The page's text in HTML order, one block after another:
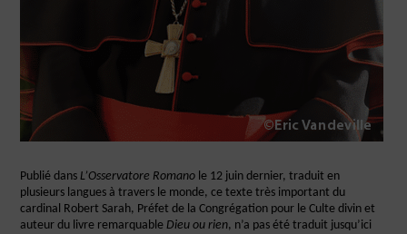
Publié dansL’Osservatore Romano le 12 juin dernier, traduit en
plusieurs langues à travers le monde, ce texte très important du
cardinal Robert Sarah, Préfet de la Congrégation pour le Culte divin et
auteur du livre remarquableDieu ou rien, n’a pas été traduit jusqu’ici